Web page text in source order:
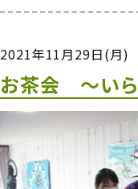
2021年11月29日(月)
お茶会 ～い